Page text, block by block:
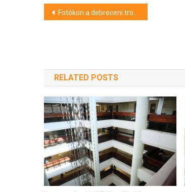
Bejegyzés
Fotókon a debreceni trolizás 40 éves történelme – ezek voltak a legfontosabb állomások
RELATED POSTS